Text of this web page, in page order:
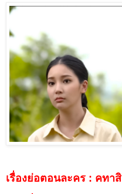
เรื่องย่อตอนละคร : คทา